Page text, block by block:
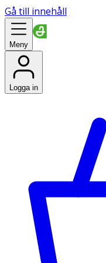
Gå till innehåll
Meny
Logga in